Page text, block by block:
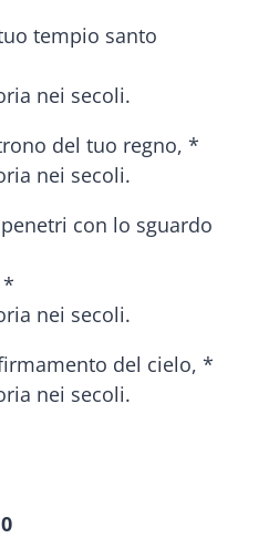
tempio santo
nei secoli.
del tuo regno, *
nei secoli.
con lo sguardo
*
nei secoli.
del cielo, *
nei secoli.